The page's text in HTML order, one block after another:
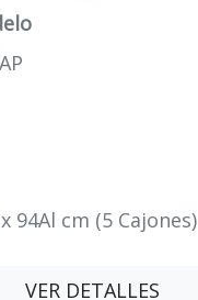
94Al cm (5 Cajones)
VER DETALLES